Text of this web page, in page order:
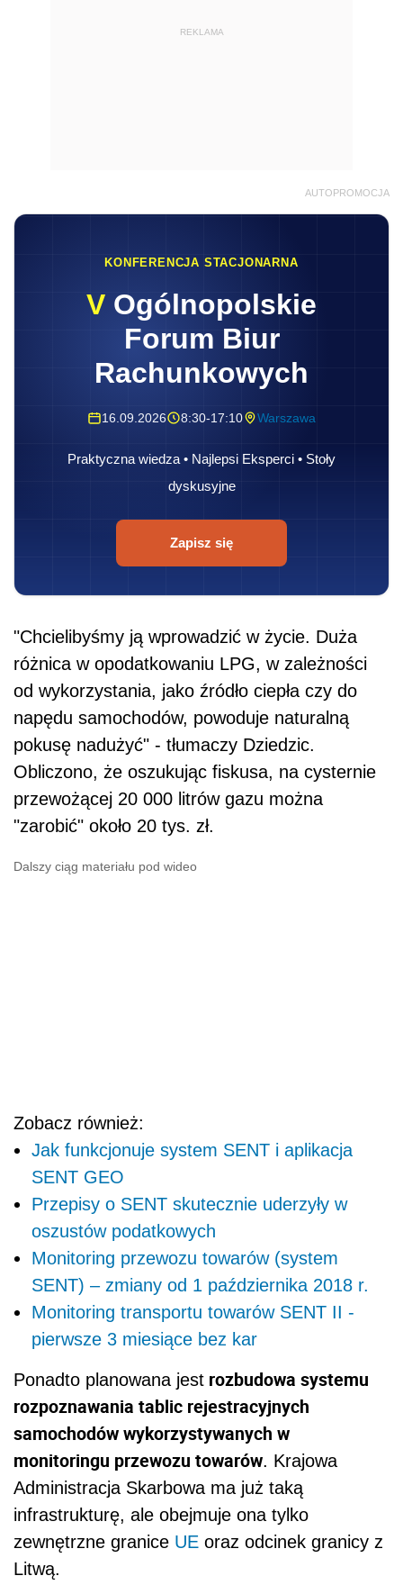
REKLAMA
AUTOPROMOCJA
KONFERENCJA STACJONARNA
V Ogólnopolskie
Forum Biur
Rachunkowych
16.09.2026 8:30-17:10 Warszawa
Praktyczna wiedza • Najlepsi Eksperci • Stoły
dyskusyjne
Zapisz się
"Chcielibyśmy ją wprowadzić w życie. Duża
różnica w opodatkowaniu LPG, w zależności
od wykorzystania, jako źródło ciepła czy do
napędu samochodów, powoduje naturalną
pokusę nadużyć" - tłumaczy Dziedzic.
Obliczono, że oszukując fiskusa, na cysternie
przewożącej 20 000 litrów gazu można
"zarobić" około 20 tys. zł.
Dalszy ciąg materiału pod wideo
Zobacz również:
Jak funkcjonuje system SENT i aplikacja
SENT GEO
Przepisy o SENT skutecznie uderzyły w
oszustów podatkowych
Monitoring przewozu towarów (system
SENT) – zmiany od 1 października 2018 r.
Monitoring transportu towarów SENT II -
pierwsze 3 miesiące bez kar
Ponadto planowana jest rozbudowa systemu
rozpoznawania tablic rejestracyjnych
samochodów wykorzystywanych w
monitoringu przewozu towarów. Krajowa
Administracja Skarbowa ma już taką
infrastrukturę, ale obejmuje ona tylko
zewnętrzne granice UE oraz odcinek granicy z
Litwą.